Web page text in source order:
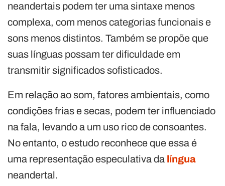
neandertais podem ter uma sintaxe menos
complexa, com menos categorias funcionais e
sons menos distintos. Também se propõe que
suas línguas possam ter dificuldade em
transmitir significados sofisticados.
Em relação ao som, fatores ambientais, como
condições frias e secas, podem ter influenciado
na fala, levando a um uso rico de consoantes.
No entanto, o estudo reconhece que essa é
uma representação especulativa da língua
neandertal.